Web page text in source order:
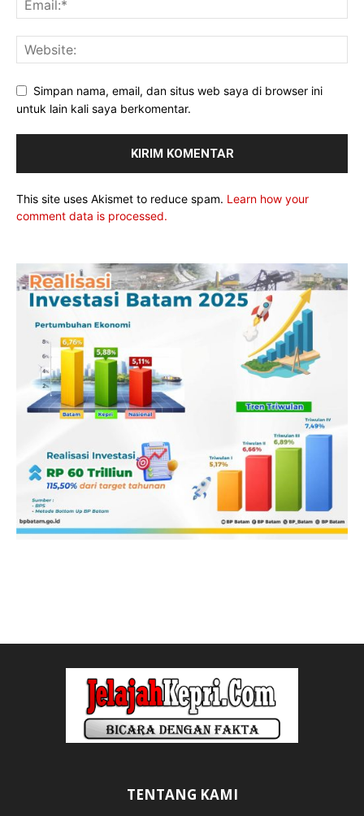
Simpan nama, email, dan situs web saya di browser ini
untuk lain kali saya berkomentar.
This site uses Akismet to reduce spam. Learn how your
comment data is processed.
TENTANG KAMI